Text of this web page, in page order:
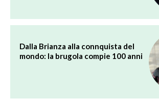
Dalla Brianza alla connquista del
mondo: la brugola compie 100 anni